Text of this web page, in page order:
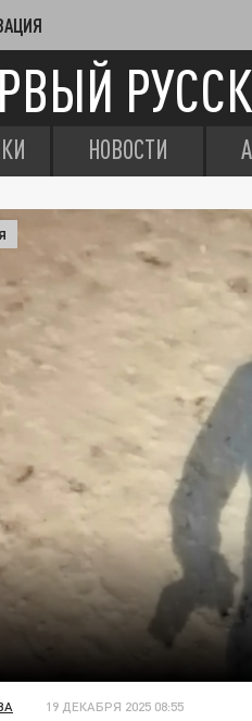
НОВОСТИ
19 ДЕКАБРЯ 2025 08:55